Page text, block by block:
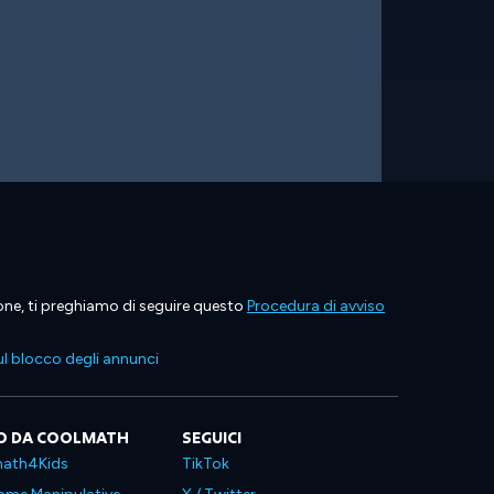
ti preghiamo di seguire questo Procedura di avviso
blocco degli annunci
DA COOLMATH SEGUICI
TikTok